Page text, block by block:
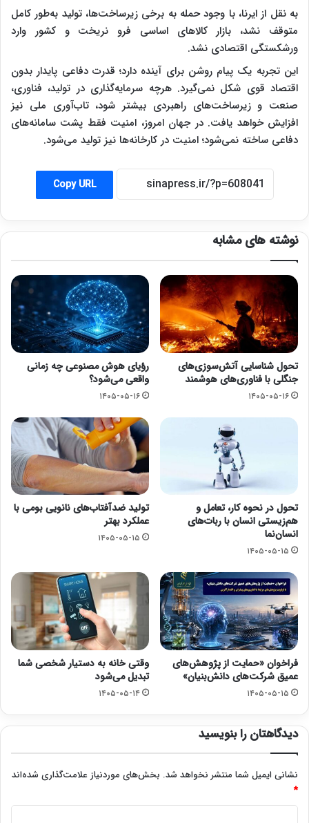
به نقل از ایرنا، با وجود حمله به برخی زیرساخت‌ها، تولید به‌طور کامل
متوقف نشد، بازار کالاهای اساسی فرو نریخت و کشور وارد
ورشکستگی اقتصادی نشد.
این تجربه یک پیام روشن برای آینده دارد؛ قدرت دفاعی پایدار بدون
اقتصاد قوی شکل نمی‌گیرد. هرچه سرمایه‌گذاری در تولید، فناوری،
صنعت و زیرساخت‌های راهبردی بیشتر شود، تاب‌آوری ملی نیز
افزایش خواهد یافت. در جهان امروز، امنیت فقط پشت سامانه‌های
دفاعی ساخته نمی‌شود؛ امنیت در کارخانه‌ها نیز تولید می‌شود.
Copy URL
نوشته های مشابه
تحول شناسایی آتش‌سوزی‌های
جنگلی با فناوری‌های هوشمند
۱۴۰۵-۰۵-۱۶
رؤیای هوش مصنوعی چه زمانی
واقعی می‌شود؟
۱۴۰۵-۰۵-۱۶
تحول در نحوه کار، تعامل و
هم‌زیستی انسان با ربات‌های
انسان‌نما
۱۴۰۵-۰۵-۱۵
تولید ضدآفتاب‌های نانویی بومی با
عملکرد بهتر
۱۴۰۵-۰۵-۱۵
فراخوان «حمایت از پژوهش‌های
عمیق شرکت‌های دانش‌بنیان»
۱۴۰۵-۰۵-۱۵
وقتی خانه به دستیار شخصی شما
تبدیل می‌شود
۱۴۰۵-۰۵-۱۴
دیدگاهتان را بنویسید
نشانی ایمیل شما منتشر نخواهد شد. بخش‌های موردنیاز علامت‌گذاری شده‌اند
*